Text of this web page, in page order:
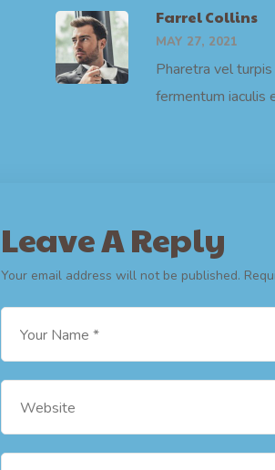
Farrel Collins
MAY 27, 2021
Pharetra vel
fermentum iaculis
Leave A Reply
Your email address will not be published.